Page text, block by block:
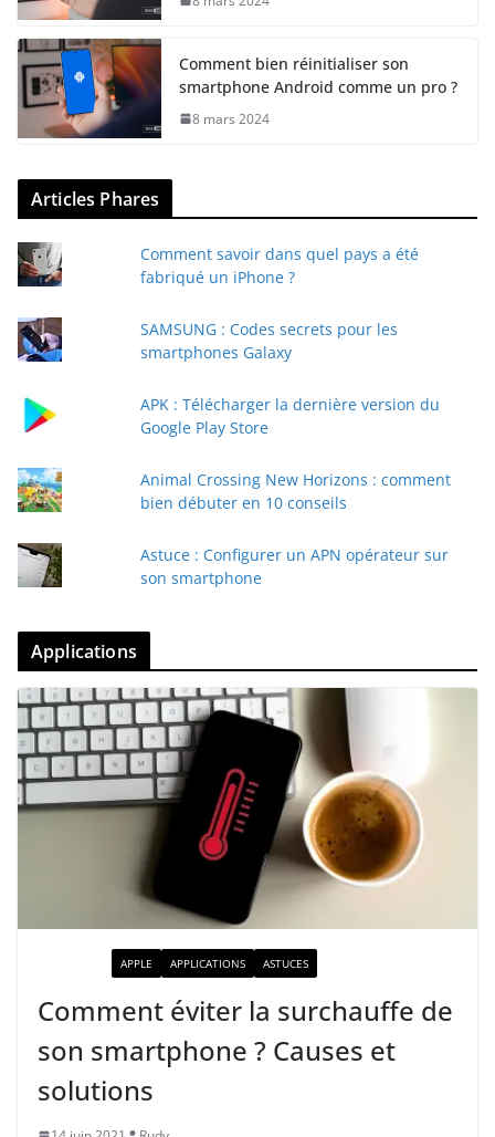
Comment bien réinitialiser son
smartphone Android comme un pro ?
8 mars 2024
Articles Phares
Comment savoir dans quel pays a été
fabriqué un iPhone ?
SAMSUNG : Codes secrets pour les
smartphones Galaxy
APK : Télécharger la dernière version du
Google Play Store
Animal Crossing New Horizons : comment
bien débuter en 10 conseils
Astuce : Configurer un APN opérateur sur
son smartphone
Applications
APPLE APPLICATIONS ASTUCES
Comment éviter la surchauffe de
son smartphone ? Causes et
solutions